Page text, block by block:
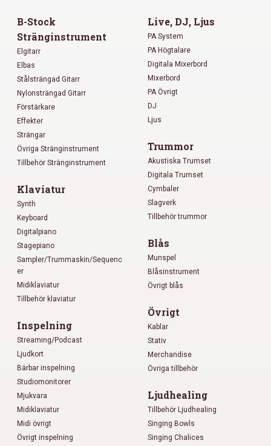
B-Stock
Stränginstrument
Elgitarr
Elbas
Stålsträngad Gitarr
Nylonsträngad Gitarr
Förstärkare
Effekter
Strängar
Övriga Stränginstrument
Tillbehör Stränginstrument
Klaviatur
Synth
Keyboard
Digitalpiano
Stagepiano
Sampler/Trummaskin/Sequenc
er
Midiklaviatur
Tillbehör klaviatur
Inspelning
Streaming/Podcast
Ljudkort
Bärbar inspelning
Studiomonitorer
Mjukvara
Midiklaviatur
Midi övrigt
Övrigt inspelning
Live, DJ, Ljus
PA System
PA Högtalare
Digitala Mixerbord
Mixerbord
PA Övrigt
DJ
Ljus
Trummor
Akustiska Trumset
Digitala Trumset
Cymbaler
Slagverk
Tillbehör trummor
Blås
Munspel
Blåsinstrument
Övrigt blås
Övrigt
Kablar
Stativ
Merchandise
Övriga tillbehör
Ljudhealing
Tillbehör Ljudhealing
Singing Bowls
Singing Chalices